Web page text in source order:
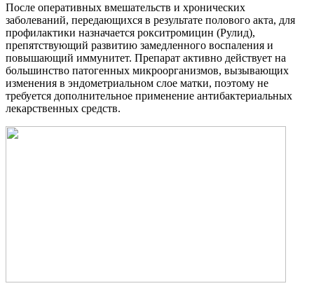
После оперативных вмешательств и хронических
заболеваний, передающихся в результате полового акта, для
профилактики назначается рокситромицин (Рулид),
препятствующий развитию замедленного воспаления и
повышающий иммунитет. Препарат активно действует на
большинство патогенных микроорганизмов, вызывающих
изменения в эндометриальном слое матки, поэтому не
требуется дополнительное применение антибактериальных
лекарственных средств.